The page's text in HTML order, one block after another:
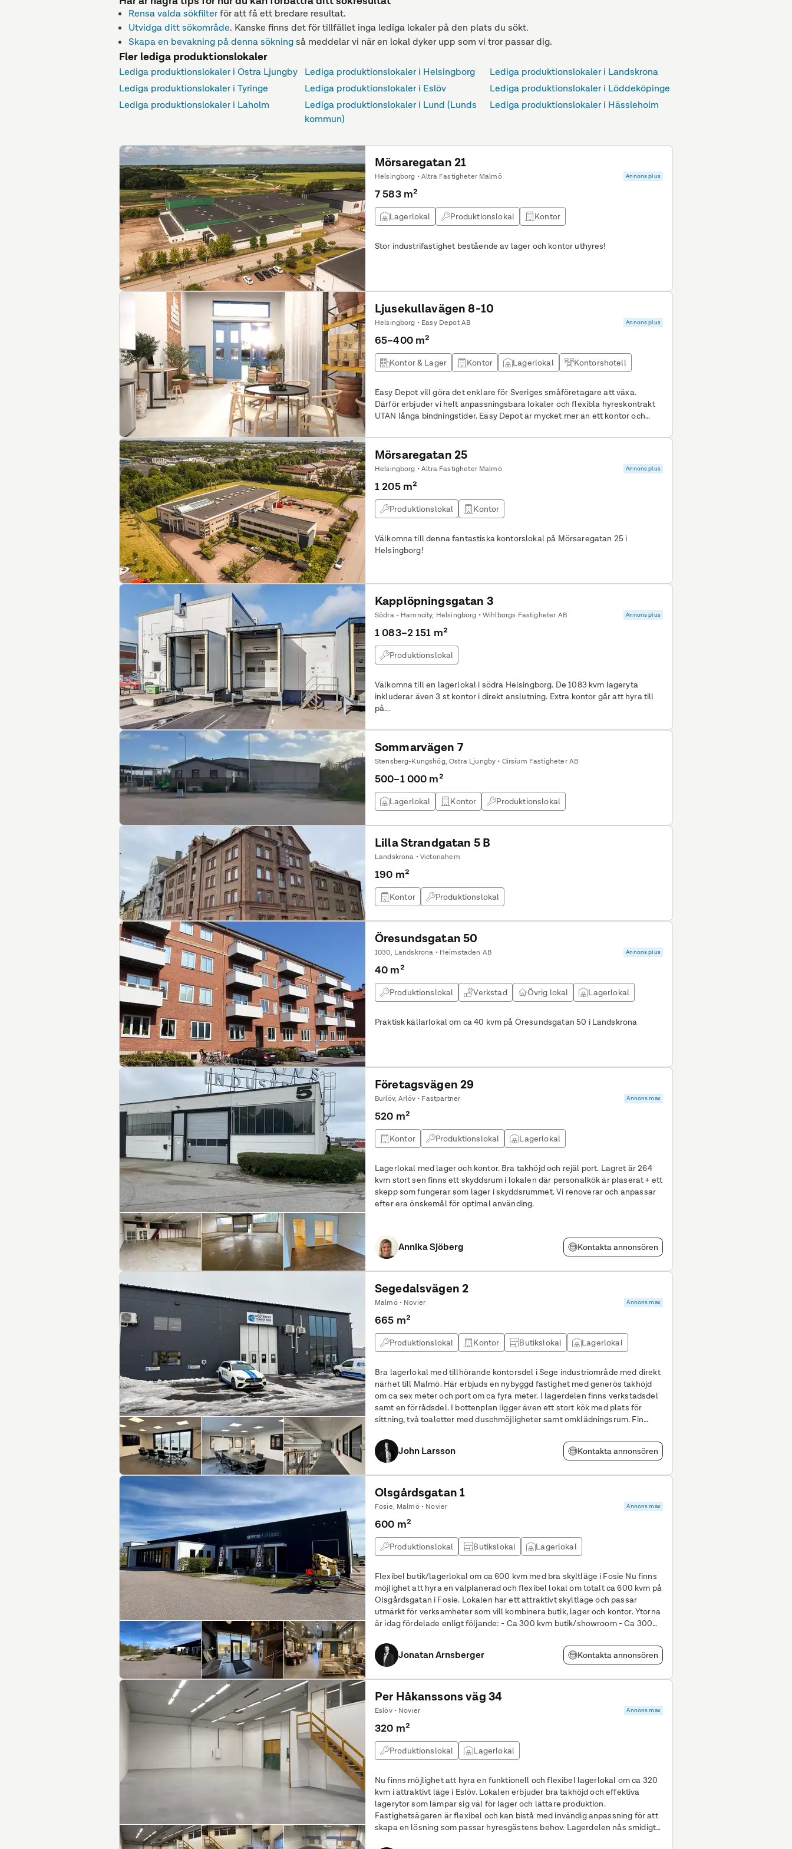
Rensa valda sökfilterför att få ett bredare resultat.
Utvidga ditt sökområde. Kanske finns det för tillfället inga lediga lokaler på den plats du sökt.
Skapa en bevakning på denna sökningså meddelar vi när en lokal dyker upp som vi tror passar dig.
Fler lediga produktionslokaler
Lediga produktionslokaler i Östra Ljungby Lediga produktionslokaler i Helsingborg
Lediga produktionslokaler i Landskrona
Lediga produktionslokaler i Tyringe
Lediga produktionslokaler i Eslöv
Lediga produktionslokaler i Löddeköpinge
Lediga produktionslokaler i Laholm
Lediga produktionslokaler i Lund (Lunds
kommun)
Lediga produktionslokaler i Hässleholm
Mörsaregatan 21
Helsingborg • Altra Fastigheter Malmö Annons plus
7 583 m²
Lagerlokal Produktionslokal Kontor
Stor industrifastighet bestående av lager och kontor uthyres!
Ljusekullavägen 8-10
Helsingborg • Easy Depot AB Annons plus
65–400 m²
Kontor & Lager Kontor Lagerlokal Kontorshotell
Easy Depot vill göra det enklare för Sveriges småföretagare att växa.
Därför erbjuder vi helt anpassningsbara lokaler och flexibla hyreskontrakt
UTAN långa bindningstider. Easy Depot är mycket mer än ett kontor och
utöver din egen lokal får tillgång till de gemensamma ytorna i Easy
Loungen.
Mörsaregatan 25
Helsingborg • Altra Fastigheter Malmö Annons plus
1 205 m²
Produktionslokal Kontor
Välkomna till denna fantastiska kontorslokal på Mörsaregatan 25 i
Helsingborg!
Kapplöpningsgatan 3
Södra - Hamncity, Helsingborg • Wihlborgs Fastigheter AB Annons plus
1 083–2 151 m²
Produktionslokal
Välkomna till en lagerlokal i södra Helsingborg. De 1083 kvm lageryta
inkluderar även 3 st kontor i direkt anslutning. Extra kontor går att hyra till
på...
Sommarvägen 7
Stensberg-Kungshög, Östra Ljungby • Cirsium Fastigheter AB
500–1 000 m²
Lagerlokal Kontor Produktionslokal
Lilla Strandgatan 5 B
Landskrona • Victoriahem
190 m²
Kontor Produktionslokal
Öresundsgatan 50
1030, Landskrona • Heimstaden AB Annons plus
40 m²
Produktionslokal Verkstad Övrig lokal Lagerlokal
Praktisk källarlokal om ca 40 kvm på Öresundsgatan 50 i Landskrona
Företagsvägen 29
Burlöv, Arlöv • Fastpartner Annons max
520 m²
Kontor Produktionslokal Lagerlokal
Lagerlokal med lager och kontor. Bra takhöjd och rejäl port. Lagret är 264
kvm stort sen finns ett skyddsrum i lokalen där personalkök är plaserat + ett
skepp som fungerar som lager i skyddsrummet. Vi renoverar och anpassar
efter era önskemål för optimal använding.
Annika Sjöberg Kontakta annonsören
Segedalsvägen 2
Malmö • Novier Annons max
665 m²
Produktionslokal Kontor Butikslokal Lagerlokal
Bra lagerlokal med tillhörande kontorsdel i Sege industriområde med direkt
närhet till Malmö. Här erbjuds en nybyggd fastighet med generös takhöjd
om ca sex meter och port om ca fyra meter. I lagerdelen finns verkstadsdel
samt en förrådsdel. I bottenplan ligger även ett stort kök med plats för
sittning, två toaletter med duschmöjligheter samt omklädningsrum. Fin
John Larsson Kontakta annonsören
Olsgårdsgatan 1
Fosie, Malmö • Novier Annons max
600 m²
Produktionslokal Butikslokal Lagerlokal
Flexibel butik/lagerlokal om ca 600 kvm med bra skyltläge i Fosie Nu finns
möjlighet att hyra en välplanerad och flexibel lokal om totalt ca 600 kvm på
Olsgårdsgatan i Fosie. Lokalen har ett attraktivt skyltläge och passar
utmärkt för verksamheter som vill kombinera butik, lager och kontor. Ytorna
är idag fördelade enligt följande: - Ca 300 kvm butik/showroom - Ca 300
Jonatan Arnsberger Kontakta annonsören
Per Håkanssons väg 34
Eslöv • Novier Annons max
320 m²
Produktionslokal Lagerlokal
Nu finns möjlighet att hyra en funktionell och flexibel lagerlokal om ca 320
kvm i attraktivt läge i Eslöv. Lokalen erbjuder bra takhöjd och effektiva
lagerytor som lämpar sig väl för lager och lättare produktion.
Fastighetsägaren är flexibel och kan bistå med invändig anpassning för att
skapa en lösning som passar hyresgästens behov. Lagerdelen nås smidigt